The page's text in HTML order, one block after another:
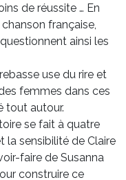
de réussite … En
française,
ainsi les
use du rire et
femmes dans ces
tout autour.
se fait à quatre
la sensibilité de Claire
faire de Susanna
construire ce